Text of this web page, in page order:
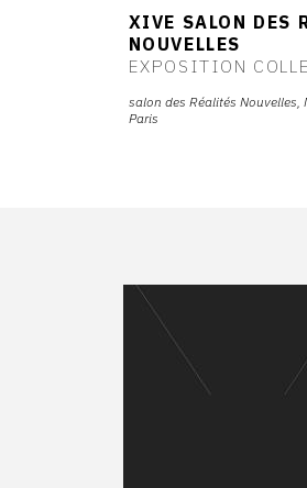
XIVE SALON DES
NOUVELLES
EXPOSITION
salon des Réalités Nouvelles,
Paris